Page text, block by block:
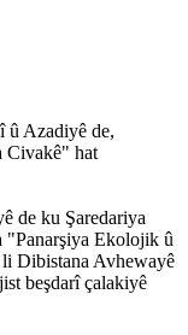
û Azadiyê de,
Civakê" hat
de ku Şaredariya
"Panarşiya Ekolojik û
Dibistana Avhewayê
beşdarî çalakiyê